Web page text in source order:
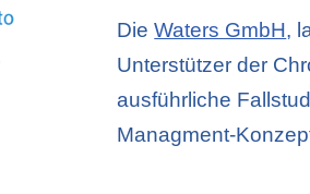
DieWaters GmbH,
Unterstützer der
ausführliche
Managment-